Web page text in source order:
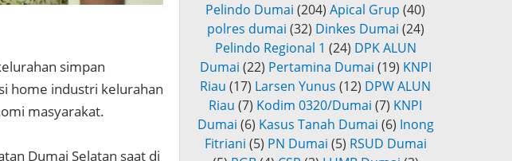
simpan
home industri kelurahan
masyarakat.
Dumai Selatan saat di
Pelindo Dumai (204) Apical Grup (40)
polres dumai (32) Dinkes Dumai (24)
Pelindo Regional 1 (24) DPK ALUN
Dumai (22) Pertamina Dumai (19) KNPI
Riau (17) Larsen Yunus (12) DPW ALUN
Riau (7) Kodim 0320/Dumai (7) KNPI
Dumai (6) Kasus Tanah Dumai (6) Inong
Fitriani (5) PN Dumai (5) RSUD Dumai